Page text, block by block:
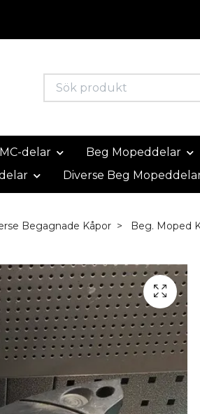
delar Beg Mopeddelar
Diverse Beg
Begagnade Kåpor Beg. Moped